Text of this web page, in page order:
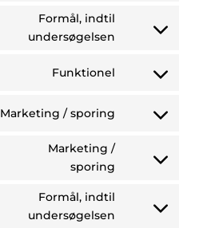
analytics
service
consent
Formål, indtil
undersøgelsen
Consent
service
editor
Funktionel
Consent
service
(elegant-
Marketing / sporing
Consent
service
Marketing /
sporing
Consent
service
Formål, indtil
undersøgelsen
Consent